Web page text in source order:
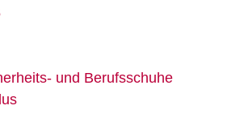
und Berufsschuhe